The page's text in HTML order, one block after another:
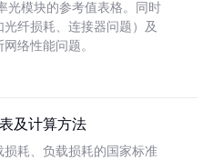
光模块的参考值表格。同时
纤损耗、连接器问题）及
络性能问题。
及计算方法
耗、负载损耗的国家标准